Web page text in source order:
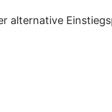
alternative